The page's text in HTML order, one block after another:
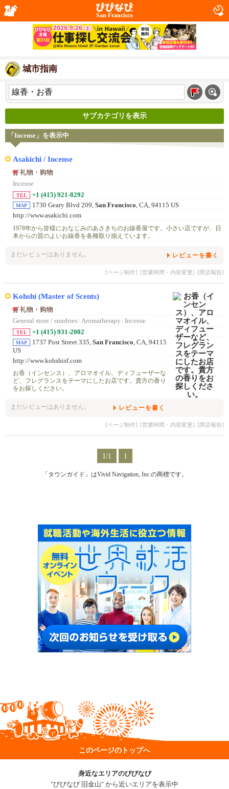
San Francisco
城市指南
サブカテゴリを表示
「Incense」を表示中
Asakichi / Incense
礼物・购物
Incense
TEL +1 (415) 921-8292
MAP 1730 Geary Blvd 209, San Francisco, CA, 94115 US
http://www.asakichi.com
1978年から皆様におなじみのあさきちのお線香屋です。小さい店ですが、日
本からの質のよいお線香を各種取り揃えています。
まだレビューはありません。 レビューを書く
[ページ制作] [営業時間・内容変更] [閉店報告]
Kohshi (Master of Scents)
礼物・购物
General store / sundries/ Aromatherapy / Incense
TEL +1 (415) 931-2002
MAP 1737 Post Street 335, San Francisco , CA, 94115
US
http://www.kohshisf.com
お香（インセンス）、アロマオイル、ディフューザーな
ど、フレグランスをテーマにしたお店です。貴方の香り
をお探しください。
まだレビューはありません。 レビューを書く
[ページ制作] [営業時間・内容変更] [閉店報告]
1/1 1
「タウンガイド」はVivid Navigation, Inc.の商標です。
このページのトップへ
身近なエリアのびびなび
"びびなび 旧金山" から近いエリアを表示中